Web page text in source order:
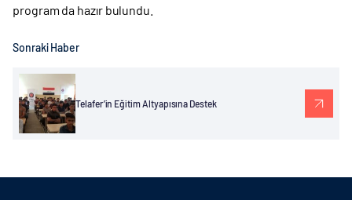
program da hazır bulundu.
Sonraki Haber
Telafer’in Eğitim Altyapısına Destek